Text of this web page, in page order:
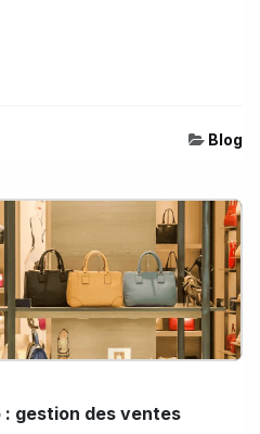
Blog
: gestion des ventes